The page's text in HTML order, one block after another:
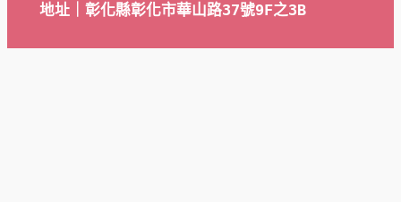
地址｜彰化縣彰化市華山路37號9F之3B